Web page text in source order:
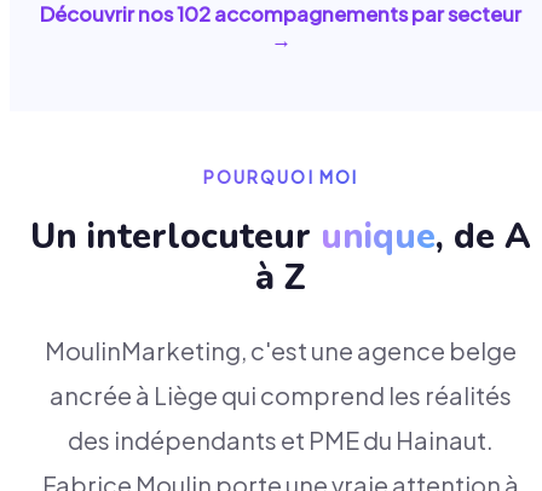
Découvrir nos102accompagnements par secteur
→
POURQUOI MOI
Un interlocuteur unique, de A
à Z
MoulinMarketing, c'est une agence belge
ancrée à Liège qui comprend les réalités
des indépendants et PME du Hainaut.
Fabrice Moulin porte une vraie attention à